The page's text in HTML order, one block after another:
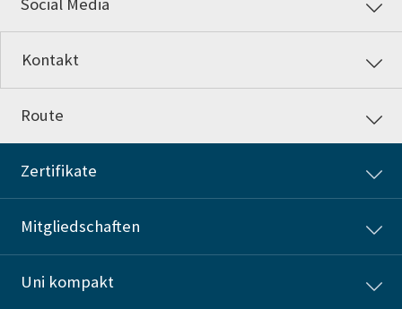
Kontakt
Route
Zertifikate
Mitgliedschaften
Uni kompakt